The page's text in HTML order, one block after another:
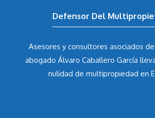
Asesores y consultores asociados
abogado Álvaro Caballero Garcíalleva